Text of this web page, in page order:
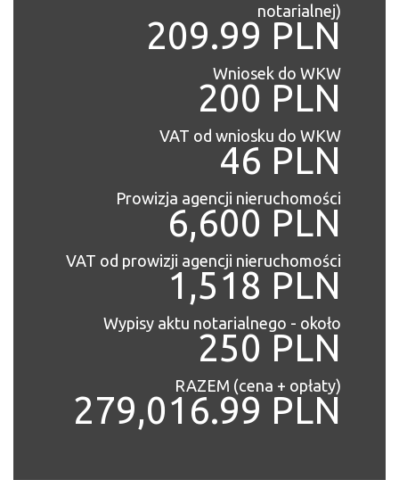
notarialnej)
209.99 PLN
Wniosek do WKW
200 PLN
VAT od wniosku do WKW
46 PLN
Prowizja agencji nieruchomości
6,600 PLN
VAT od prowizji agencji nieruchomości
1,518 PLN
Wypisy aktu notarialnego - około
250 PLN
RAZEM (cena + opłaty)
279,016.99 PLN